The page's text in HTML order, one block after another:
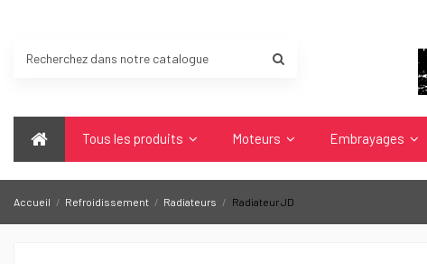
Tous les produits Moteurs Embrayages
Accueil Refroidissement Radiateurs Radiateur JD